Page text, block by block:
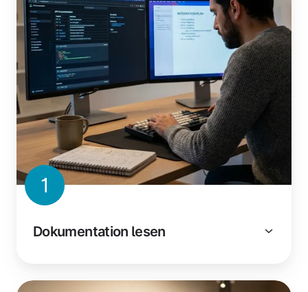
1
Dokumentation lesen